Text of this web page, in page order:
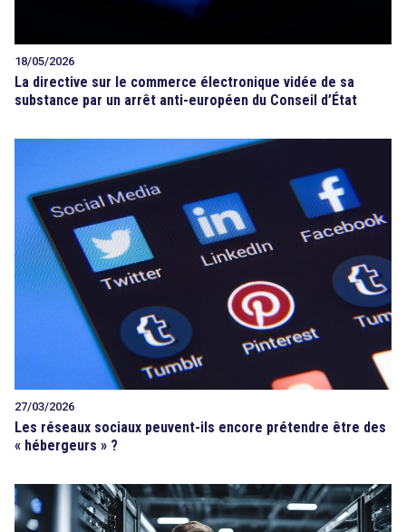
18/05/2026
La directive sur le commerce électronique vidée de sa
substance par un arrêt anti-européen du Conseil d’État
27/03/2026
Les réseaux sociaux peuvent-ils encore prétendre être des
« hébergeurs » ?